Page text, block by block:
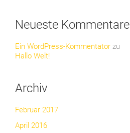
Neueste Kommentare
Ein WordPress-Kommentator zu
Hallo Welt!
Archiv
Februar 2017
April 2016